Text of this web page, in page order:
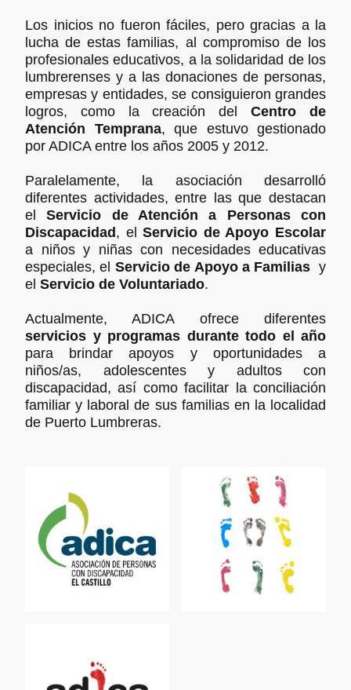
Los inicios no fueron fáciles, pero gracias a la
lucha de estas familias, al compromiso de los
profesionales educativos, a la solidaridad de los
lumbrerenses y a las donaciones de personas,
empresas y entidades, se consiguieron grandes
logros, como la creación delCentro de
Atención Temprana, que estuvo gestionado
por ADICA entre los años 2005 y 2012.
Paralelamente, la asociación desarrolló
diferentes actividades, entre las que destacan
elServicio de Atención a Personas con
Discapacidad , el Servicio de Apoyo Escolar
a niños y niñas con necesidades educativas
especiales, el Servicio de Apoyo a Familias y
el Servicio de Voluntariado.
Actualmente, ADICA ofrece diferentes
servicios y programas durante todo el año
para brindar apoyos y oportunidades a
niños/as, adolescentes y adultos con
discapacidad, así como facilitar la conciliación
familiar y laboral de sus familias en la localidad
de Puerto Lumbreras.